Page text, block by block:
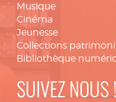
Musique
Cinéma
Jeunesse
Collections
Bibliothèque
SUIVEZ NOUS !